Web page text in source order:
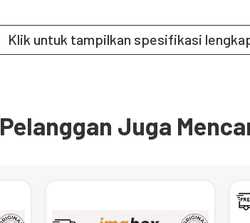
Klik untuk tampilkan spesifikasi
Pelanggan Juga